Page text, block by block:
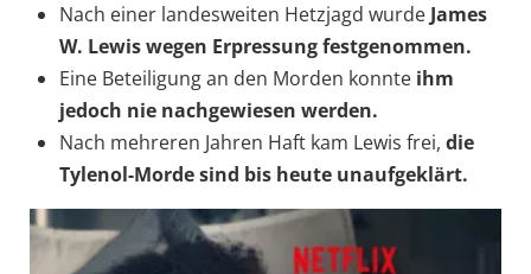
Nach einer landesweiten Hetzjagd wurde James
W. Lewis wegen Erpressung festgenommen.
Eine Beteiligung an den Morden konnte ihm
jedoch nie nachgewiesen werden.
Nach mehreren Jahren Haft kam Lewis frei, die
Tylenol-Morde sind bis heute unaufgeklärt.